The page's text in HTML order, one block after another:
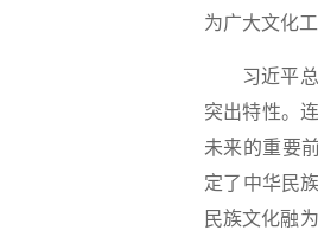
为广大文化
习近平总
突出特性。
未来的重要
定了中华民
民族文化融